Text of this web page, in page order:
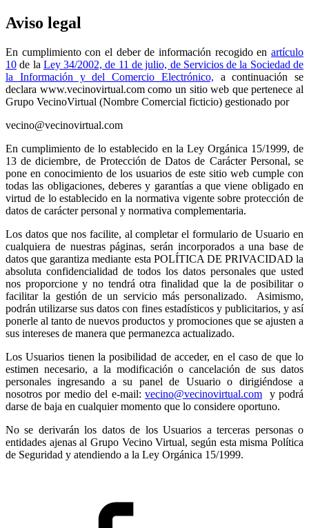
Aviso legal
En cumplimiento con el deber de información recogido en artículo
10 de la Ley 34/2002, de 11 de julio, de Servicios de la Sociedad de
la Información y del Comercio Electrónico, a continuación se
declara www.vecinovirtual.com como un sitio web que pertenece al
Grupo VecinoVirtual (Nombre Comercial ficticio) gestionado por
vecino@vecinovirtual.com
En cumplimiento de lo establecido en la Ley Orgánica 15/1999, de
13 de diciembre, de Protección de Datos de Carácter Personal, se
pone en conocimiento de los usuarios de este sitio web cumple con
todas las obligaciones, deberes y garantías a que viene obligado en
virtud de lo establecido en la normativa vigente sobre protección de
datos de carácter personal y normativa complementaria.
Los datos que nos facilite, al completar el formulario de Usuario en
cualquiera de nuestras páginas, serán incorporados a una base de
datos que garantiza mediante esta POLÍTICA DE PRIVACIDAD la
absoluta confidencialidad de todos los datos personales que usted
nos proporcione y no tendrá otra finalidad que la de posibilitar o
facilitar la gestión de un servicio más personalizado. Asimismo,
podrán utilizarse sus datos con fines estadísticos y publicitarios, y así
ponerle al tanto de nuevos productos y promociones que se ajusten a
sus intereses de manera que permanezca actualizado.
Los Usuarios tienen la posibilidad de acceder, en el caso de que lo
estimen necesario, a la modificación o cancelación de sus datos
personales ingresando a su panel de Usuario o dirigiéndose a
nosotros por medio del e-mail: vecino@vecinovirtual.comy podrá
darse de baja en cualquier momento que lo considere oportuno.
No se derivarán los datos de los Usuarios a terceras personas o
entidades ajenas al Grupo Vecino Virtual, según esta misma Política
de Seguridad y atendiendo a la Ley Orgánica 15/1999.